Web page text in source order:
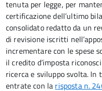
tenuta per legge, per
certificazione dell’ultimo
consolidato redatto da un
di revisione iscritti
incrementare con le spese
il credito d’imposta
ricerca e sviluppo svolta. In
entrate con la risposta n.